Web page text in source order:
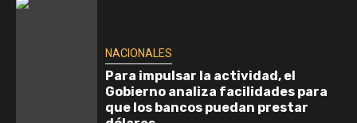
NACIONALES
Para impulsar la actividad, el
Gobierno analiza facilidades para
que los bancos puedan prestar